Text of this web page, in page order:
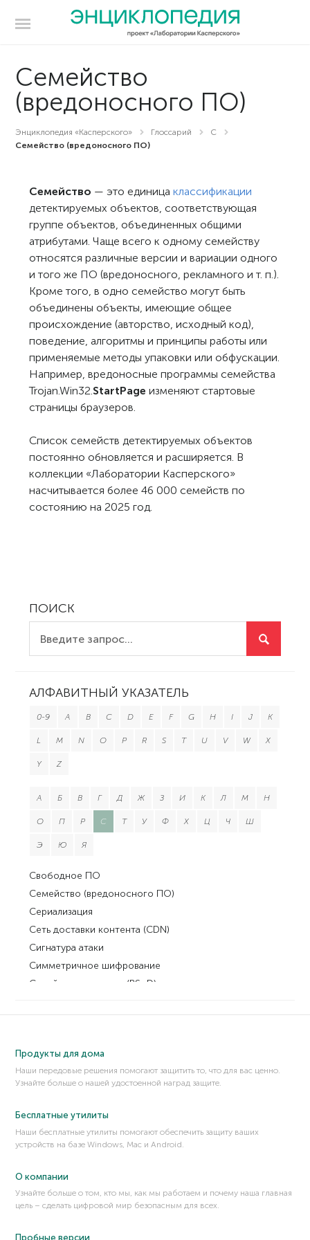
Семейство
(вредоносного ПО)
Энциклопедия «Касперского» Глоссарий
С
Семейство (вредоносного ПО)
Семейство — это единицаклассификации
детектируемых объектов, соответствующая
группе объектов, объединенных общими
атрибутами. Чаще всего к одному семейству
относятся различные версии и вариации одного
и того же ПО (вредоносного, рекламного и т. п.).
Кроме того, в одно семейство могут быть
объединены объекты, имеющие общее
происхождение (авторство, исходный код),
поведение, алгоритмы и принципы работы или
применяемые методы упаковки или обфускации.
Например, вредоносные программы семейства
Trojan.Win32.StartPage изменяют стартовые
страницы браузеров.
Список семейств детектируемых объектов
постоянно обновляется и расширяется. В
коллекции «Лаборатории Касперского»
насчитывается более 46 000 семейств по
состоянию на 2025 год.
ПОИСК
АЛФАВИТНЫЙ УКАЗАТЕЛЬ
0-9 A B C D E F G H I J K
L M N O P R S T U V W X
Y Z
А Б В Г Д Ж З И К Л М Н
О П Р С Т У Ф Х Ц Ч Ш
Э Ю Я
Свободное ПО
Семейство (вредоносного ПО)
Сериализация
Сеть доставки контента (CDN)
Сигнатура атаки
Симметричное шифрование
Синий экран смерти (BSoD)
Скиммер
Скимминг
Смишинг
Соль
Социальная инженерия
Спам
Список разрешенных
Продукты для дома
Наши передовые решения помогают защитить то, что для вас ценно.
Узнайте больше о нашей удостоенной наград защите.
Бесплатные утилиты
Наши бесплатные утилиты помогают обеспечить защиту ваших
устройств на базе Windows, Mac и Android.
О компании
Узнайте больше о том, кто мы, как мы работаем и почему наша главная
цель – сделать цифровой мир безопасным для всех.
Пробные версии